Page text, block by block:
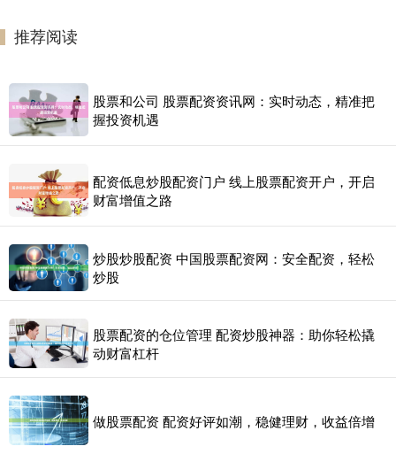
推荐阅读
股票和公司 股票配资资讯网：实时动态，精准把
握投资机遇
配资低息炒股配资门户 线上股票配资开户，开启
财富增值之路
炒股炒股配资 中国股票配资网：安全配资，轻松
炒股
股票配资的仓位管理 配资炒股神器：助你轻松撬
动财富杠杆
做股票配资 配资好评如潮，稳健理财，收益倍增